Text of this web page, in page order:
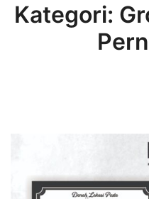
Kategori: